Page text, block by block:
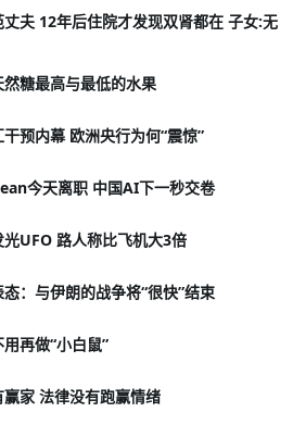
夫 12年后住院才发现双肾都在 子女:无
糖最高与最低的水果
预内幕 欧洲央行为何“震惊”
今天离职 中国AI下一秒交卷
UFO 路人称比飞机大3倍
：与伊朗的战争将“很快”结束
再做“小白鼠”
家 法律没有跑赢情绪